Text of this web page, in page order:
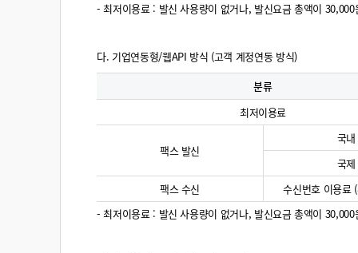
- 최저이용료 : 발신 사용량이 없거나, 발신요금 총액이
다. 기업연동형/웹API 방식 (고객 계정연동 방식)
분류
최저이용료
팩스 발신
국내
국제
팩스 수신
수신번호 이용료
- 최저이용료 : 발신 사용량이 없거나, 발신요금 총액이